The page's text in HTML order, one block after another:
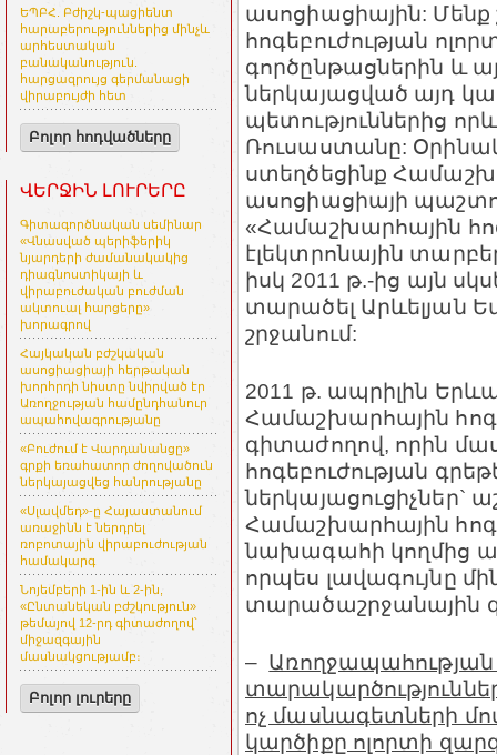
ԵՊԲՀ. Բժիշկ-պացիենտ
հարաբերություններից մինչև
արհեստական
բանականություն.
հարցազրույց գերմանացի
վիրաբույժի հետ
Բոլոր հոդվածները
ՎԵՐՋԻՆ ԼՈՒՐԵՐԸ
Գիտագործնական սեմինար
«Վնասված պերիֆերիկ
նյարդերի ժամանակակից
դիագնոստիկայի և
վիրաբուժական բուժման
ակտուալ հարցերը»
խորագրով
Հայկական բժշկական
ասոցիացիայի հերթական
խորհրդի նիստը նվիրված էր
Առողջության համընդհանուր
ապահովագրությանը
«Բուժում է Վարդանանցը»
գրքի եռահատոր ժողովածուն
ներկայացվեց հանրությանը
«Սլավմեդ»-ը Հայաստանում
առաջինն է ներդրել
ռոբոտային վիրաբուժության
համակարգ
Նոյեմբերի 1-ին և 2-ին,
«Ընտանեկան բժշկություն»
թեմայով 12-րդ գիտաժողով՝
միջազգային
մասնակցությամբ։
Բոլոր լուրերը
ասոցիացիային:
հոգեբուժության
գործընթացներին և
ներկայացված այդ
պետություններից
Ռուսաստանը:
ստեղծեցինք
ասոցիացիայի
«Համաշխարհային
էլեկտրոնային
իսկ 2011 թ.-ից այն
տարածել Արևելյան
շրջանում:
2011 թ. ապրիլին
Համաշխարհային
գիտաժողով, որին
հոգեբուժության
ներկայացուցիչներ`
Համաշխարհային
նախագահի կողմից
որպես լավագույնը
տարածաշրջանային
–
ոչ մասնագետների
կարծիքը ոլորտի